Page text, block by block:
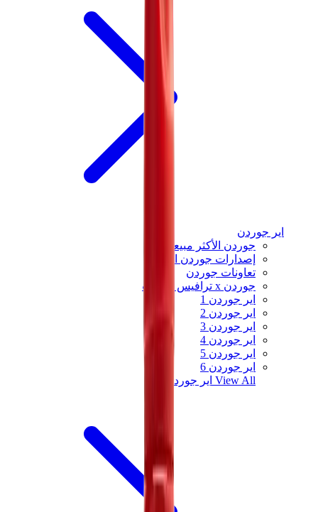
اير جوردن
جوردن الأكثر مبيعاً
إصدارات جوردن الجديدة
تعاونات جوردن
جوردن x ترافيس سكوت
اير جوردن 1
اير جوردن 2
اير جوردن 3
اير جوردن 4
اير جوردن 5
اير جوردن 6
View All اير جوردن